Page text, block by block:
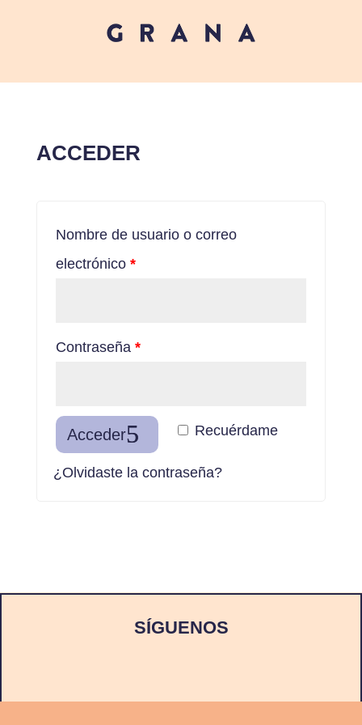
ACCEDER
Nombre de usuario o correo
electrónico *
Contraseña *
Recuérdame
Acceder
¿Olvidaste la contraseña?
SÍGUENOS